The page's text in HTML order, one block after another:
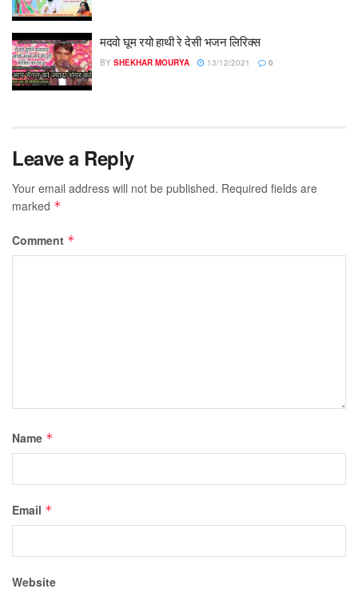
मदवो घूम रयो हाथी रे देसी भजन लिरिक्स
BY SHEKHAR MOURYA 13/12/2021 0
Leave a Reply
Your email address will not be published. Required fields are
marked *
Comment *
Name *
Email *
Website